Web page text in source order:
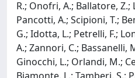
R.; Onofri, A.; Ballatore, Z.;
Pancotti, A.; Scipioni, T.;
G.; Idotta, L.; Petrelli, F.;
A.; Zannori, C.; Bassanelli,
Ginocchi, L.; Orlandi, M.;